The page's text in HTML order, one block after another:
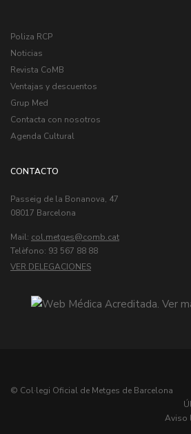
Poliza RCP
Noticias
Revista CoMB
Ventajas y descuentos
Grup Med
Contacta con nosotros
Agenda Cultural
CONTACTO
Passeig de la Bonanova, 47
08017 Barcelona
Mail: col.metges
Telèfono: 93 567 88 88
VER DELEGACIONES
© Col·legi Oficial de Metges de Barcelona
Aviso